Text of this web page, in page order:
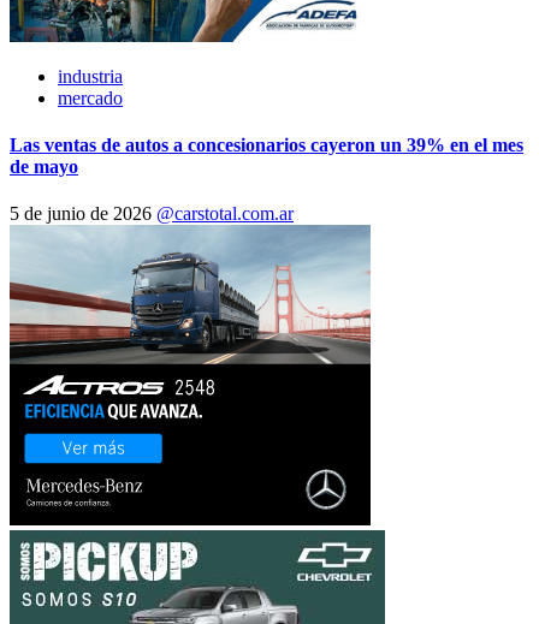
industria
mercado
Las ventas de autos a concesionarios cayeron un 39% en el mes
de mayo
5 de junio de 2026 @carstotal.com.ar